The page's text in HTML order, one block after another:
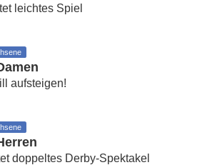
leichtes Spiel
aufsteigen!
doppeltes Derby-Spektakel